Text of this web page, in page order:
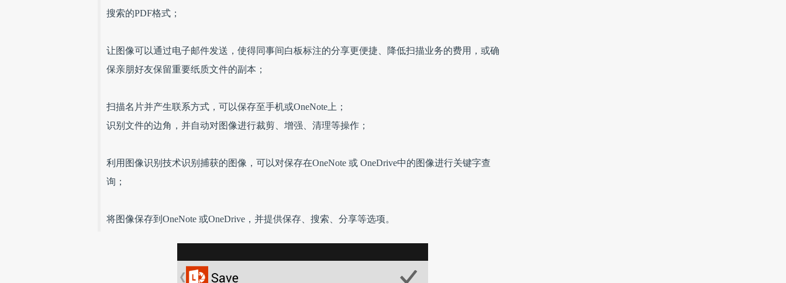
搜索的PDF格式；
让图像可以通过电子邮件发送，使得同事间白板标注的分享更便捷、降低扫描业务的费用，或确
保亲朋好友保留重要纸质文件的副本；
扫描名片并产生联系方式，可以保存至手机或OneNote上；
识别文件的边角，并自动对图像进行裁剪、增强、清理等操作；
利用图像识别技术识别捕获的图像，可以对保存在OneNote 或 OneDrive中的图像进行关键字查
询；
将图像保存到OneNote 或OneDrive，并提供保存、搜索、分享等选项。